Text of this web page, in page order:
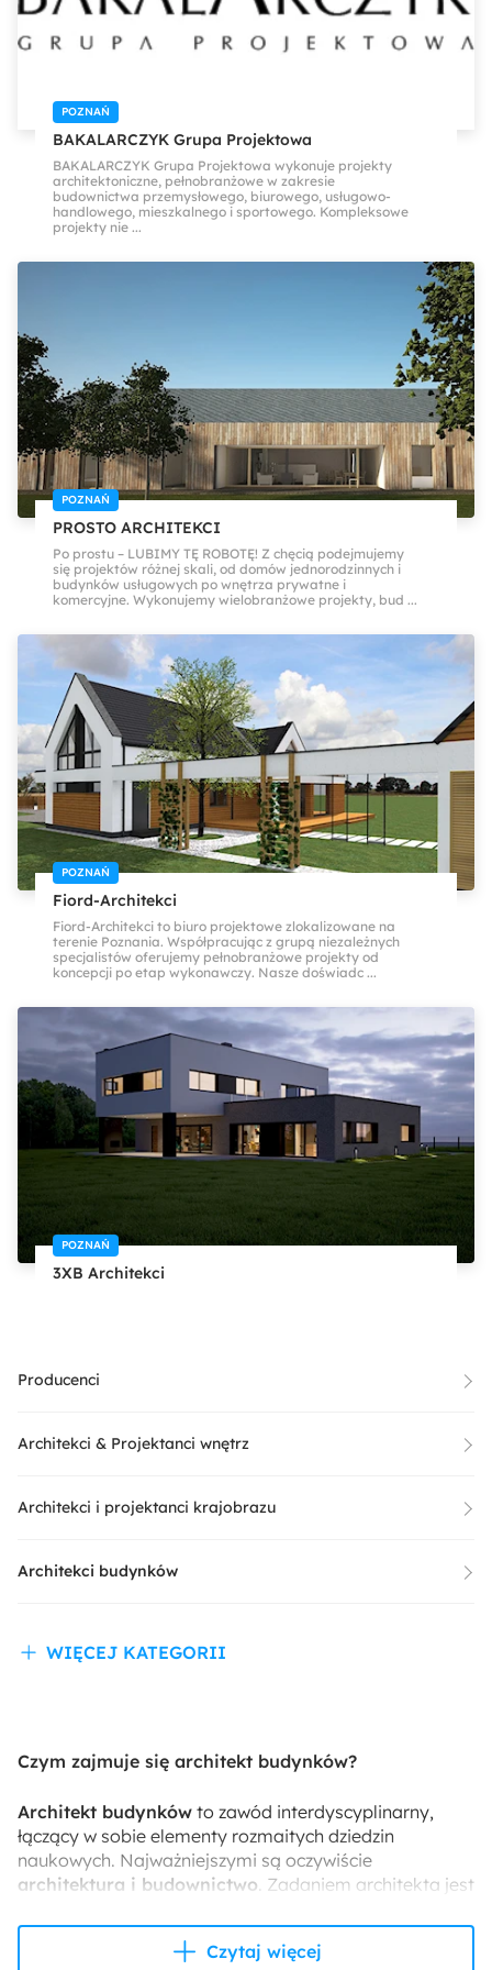
POZNAŃ
BAKALARCZYK Grupa Projektowa
BAKALARCZYK Grupa Projektowa wykonuje projekty
architektoniczne, pełnobranżowe w zakresie
budownictwa przemysłowego, biurowego, usługowo-
handlowego, mieszkalnego i sportowego. Kompleksowe
projekty nie ...
POZNAŃ
PROSTO ARCHITEKCI
Po prostu – LUBIMY TĘ ROBOTĘ! Z chęcią podejmujemy
się projektów różnej skali, od domów jednorodzinnych i
budynków usługowych po wnętrza prywatne i
komercyjne. Wykonujemy wielobranżowe projekty, bud ...
POZNAŃ
Fiord-Architekci
Fiord-Architekci to biuro projektowe zlokalizowane na
terenie Poznania. Współpracując z grupą niezależnych
specjalistów oferujemy pełnobranżowe projekty od
koncepcji po etap wykonawczy. Nasze doświadc ...
POZNAŃ
3XB Architekci
Producenci
Architekci & Projektanci wnętrz
Architekci i projektanci krajobrazu
Architekci budynków
WIĘCEJ KATEGORII
Czym zajmuje się architekt budynków?
Architekt budynków to zawód interdyscyplinarny,
łączący w sobie elementy rozmaitych dziedzin
naukowych. Najważniejszymi są oczywiście
architektura i budownictwo. Zadaniem architekta jest
estetycznych i spełniających wszelkie normy
bezpieczeństwa budowlanego. Architekt budowlany
Czytaj więcej